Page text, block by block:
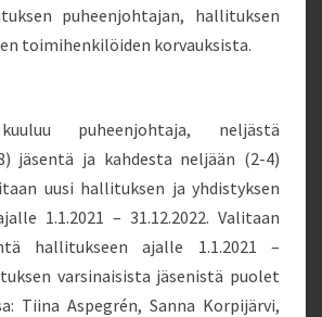
puheenjohtajan, hallituksen
toimihenkilöiden korvauksista.
puheenjohtaja, neljästä
jäsentä ja kahdesta neljään (2-4)
uusi hallituksen ja yhdistyksen
1.1.2021 – 31.12.2022. Valitaan
hallitukseen ajalle 1.1.2021 –
varsinaisista jäsenistä puolet
Tiina Aspegrén, Sanna Korpijärvi,